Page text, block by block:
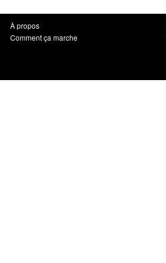
À propos
Comment ça marche